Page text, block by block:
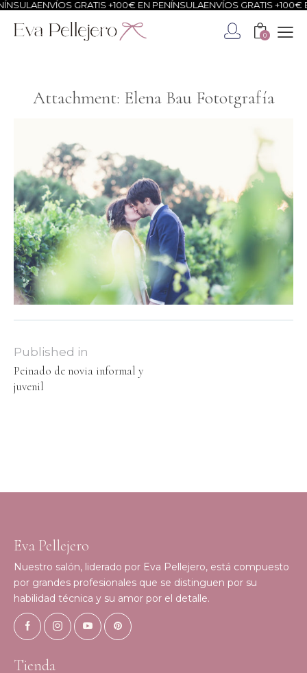
ENVÍOS GRATIS +100€ EN PENÍNSULAENVÍOS GRATIS +100€
0
Attachment: Elena Bau Fototgrafía
Published in
Peinado de novia informal y
juvenil
Eva Pellejero
Nuestro salón, liderado por Eva Pellejero, está compuesto
por grandes profesionales que se distinguen por su
habilidad técnica y su amor por el detalle.
Tienda